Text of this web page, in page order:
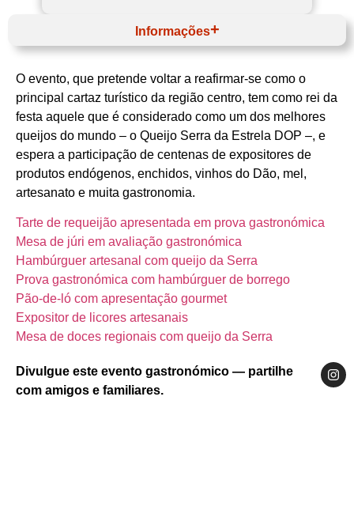
O evento, que pretende voltar a reafirmar-se como o
principal cartaz turístico da região centro, tem como rei da
festa aquele que é considerado como um dos melhores
queijos do mundo – o Queijo Serra da Estrela DOP –, e
espera a participação de centenas de expositores de
produtos endógenos, enchidos, vinhos do Dão, mel,
artesanato e muita gastronomia.
Tarte de requeijão apresentada em prova gastronómica
Mesa de júri em avaliação gastronómica
Hambúrguer artesanal com queijo da Serra
Prova gastronómica com hambúrguer de borrego
Pão‑de‑ló com apresentação gourmet
Expositor de licores artesanais
Mesa de doces regionais com queijo da Serra
Divulgue este evento gastronómico — partilhe
com amigos e familiares.
Informações
Centro
Beiras e Serra da Estrela
Seia
Câmara Municipal de Oliveira do Hospital
Queijo